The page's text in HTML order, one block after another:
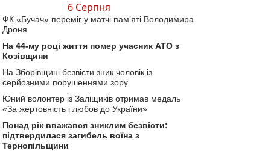
6 Серпня
ФК «Бучач» переміг у матчі пам’яті Володимира
Дроня
На 44-му році життя помер учасник АТО з
Козівщини
На Зборівщині безвісти зник чоловік із
серйозними порушеннями зору
Юний волонтер із Заліщиків отримав медаль
«За жертовність і любов до України»
Понад рік вважався зниклим безвісти:
підтвердилася загибель воїна з
Тернопільщини